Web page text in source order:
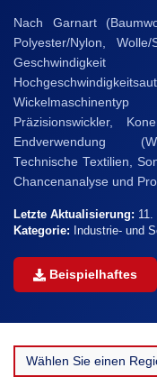
Nach Garnart
Polyester/Nylon,
Präzisionswickler,
Endverwendung
Technische Textilien,
Chancenanalyse und
Letzte Aktualisierung: 11.
Kategorie: Industrie- und
Beispielhaftes